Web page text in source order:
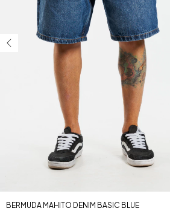
BERMUDA MAHITO DENIM BASIC BLUE